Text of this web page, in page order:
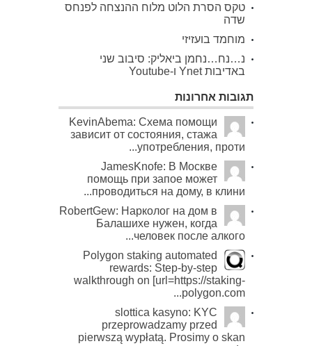
טקס הסרת הלוט מלוח ההנצחה לפנחס
שדה
מוחמד בועזיזי
נ…נח…נחמן ביאליק: סיבוב שני
באדיבות Ynet ו-Youtube
תגובות אחרונות
KevinAbema: Схема помощи
зависит от состояния, стажа
употребления, проти...
JamesKnofe: В Москве
помощь при запое может
проводиться на дому, в клини...
RobertGew: Нарколог на дом в
Балашихе нужен, когда
человек после алкого...
Polygon staking automated
rewards: Step-by-step
walkthrough on [url=https://staking-
polygon.com...
slottica kasyno: KYC
przeprowadzamy przed
pierwszą wypłatą. Prosimy o skan